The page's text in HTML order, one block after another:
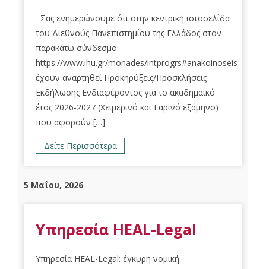
Σας ενημερώνουμε ότι στην κεντρική ιστοσελίδα
του Διεθνούς Πανεπιστημίου της Ελλάδος στον
παρακάτω σύνδεσμο:
https://www.ihu.gr/monades/intprogrs#anakoinoseis
έχουν αναρτηθεί Προκηρύξεις/Προσκλήσεις
Εκδήλωσης Ενδιαφέροντος για το ακαδημαϊκό
έτος 2026-2027 (Χειμερινό και Εαρινό εξάμηνο)
που αφορούν […]
Δείτε Περισσότερα
5 Μαΐου, 2026
Υπηρεσία HEAL-Legal
Υπηρεσία HEAL-Legal: έγκυρη νομική